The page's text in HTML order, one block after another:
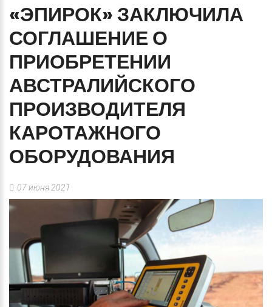
«ЭПИРОК» ЗАКЛЮЧИЛА
СОГЛАШЕНИЕ О
ПРИОБРЕТЕНИИ
АВСТРАЛИЙСКОГО
ПРОИЗВОДИТЕЛЯ
КАРОТАЖНОГО
ОБОРУДОВАНИЯ
07 июня 2021